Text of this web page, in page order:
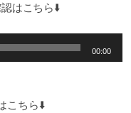
はこちら⬇️
00:00
こちら⬇️